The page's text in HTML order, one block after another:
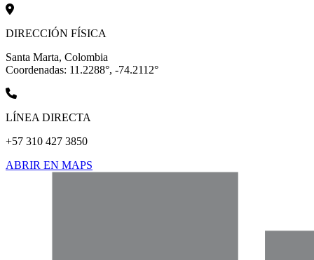
DIRECCIÓN FÍSICA
Santa Marta, Colombia
Coordenadas: 11.2288°, -74.2112°
LÍNEA DIRECTA
+57 310 427 3850
ABRIR EN MAPS